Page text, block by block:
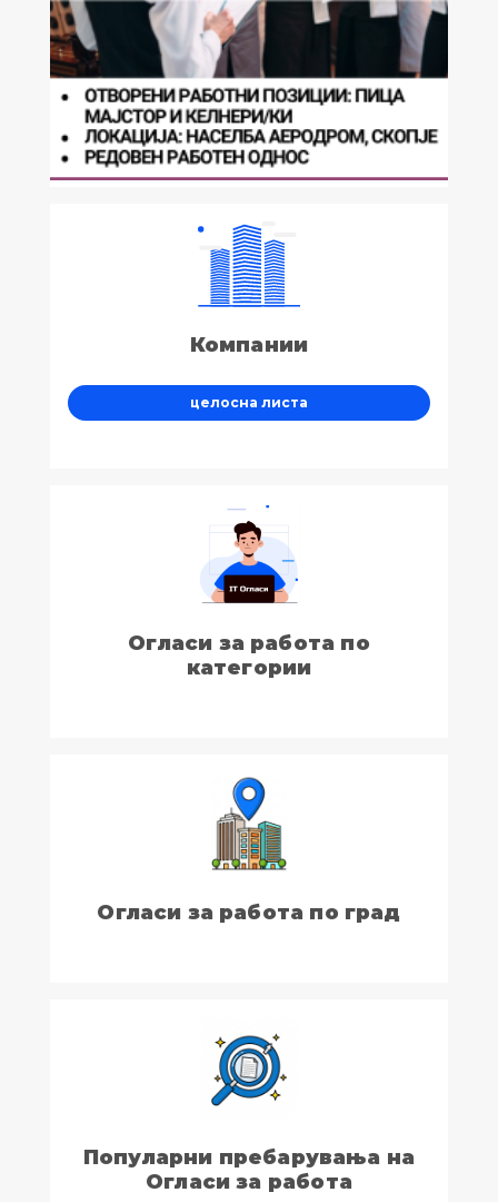
Компании
целосна листа
Огласи за работа по
категории
Огласи за работа по град
Популарни пребарувања на
Огласи за работа